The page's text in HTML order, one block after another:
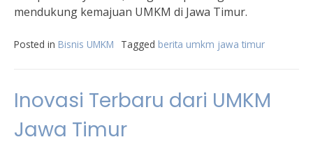
mendukung kemajuan UMKM di Jawa Timur.
Posted in Bisnis UMKM Tagged berita umkm jawa timur
Inovasi Terbaru dari UMKM
Jawa Timur